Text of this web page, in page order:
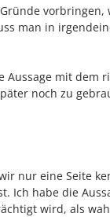
vorbringen,
man in
Aussage mit dem
noch zu
nur eine Seite
Ich habe die
wird, als